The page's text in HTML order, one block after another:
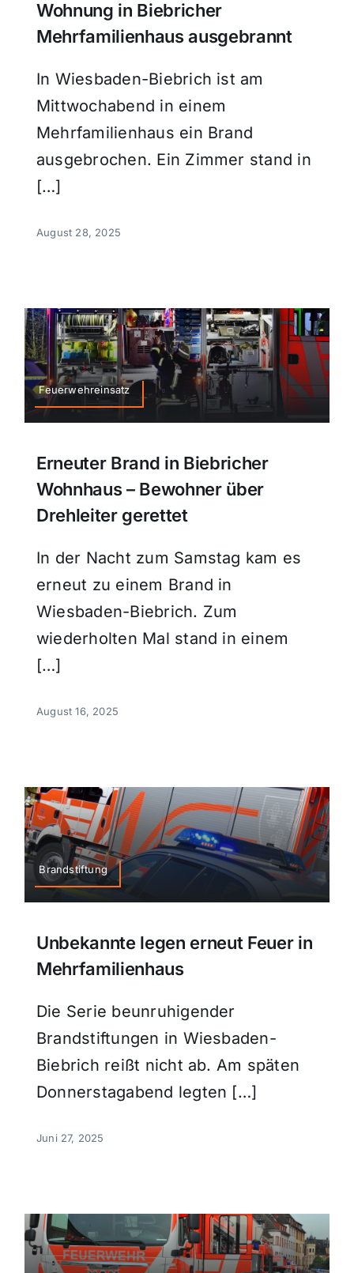
Wohnung in Biebricher
Mehrfamilienhaus ausgebrannt
In Wiesbaden-Biebrich ist am
Mittwochabend in einem
Mehrfamilienhaus ein Brand
ausgebrochen. Ein Zimmer stand in
[…]
August 28, 2025
Feuerwehreinsatz
Erneuter Brand in Biebricher
Wohnhaus – Bewohner über
Drehleiter gerettet
In der Nacht zum Samstag kam es
erneut zu einem Brand in
Wiesbaden-Biebrich. Zum
wiederholten Mal stand in einem
[…]
August 16, 2025
Brandstiftung
Unbekannte legen erneut Feuer in
Mehrfamilienhaus
Die Serie beunruhigender
Brandstiftungen in Wiesbaden-
Biebrich reißt nicht ab. Am späten
Donnerstagabend legten […]
Juni 27, 2025